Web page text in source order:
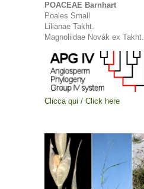
POACEAE Barnhart
Poales Small
Lilianae Takht.
Magnoliidae Novák ex Takht.
Clicca qui / Click here